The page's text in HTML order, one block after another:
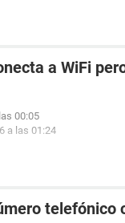
a WiFi
00:05
a las 01:24
telefónico